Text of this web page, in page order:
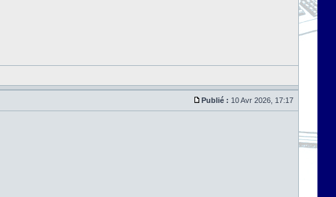
Publié : 10 Avr 2026, 17:17